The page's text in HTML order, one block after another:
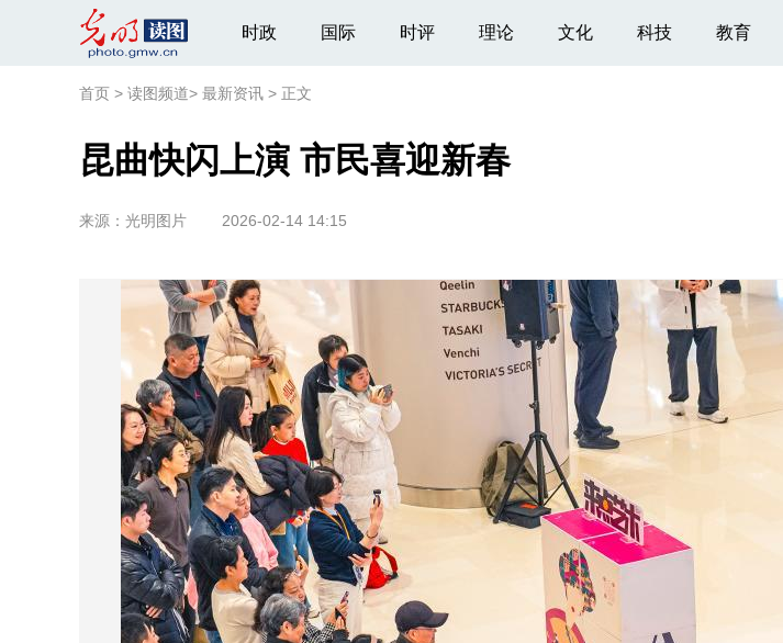
时政 国际 时评 理论 文化 科技 教育
首页 > 读图频道> 最新资讯 > 正文
昆曲快闪上演 市民喜迎新春
来源： 光明图片 2026-02-14 14:15